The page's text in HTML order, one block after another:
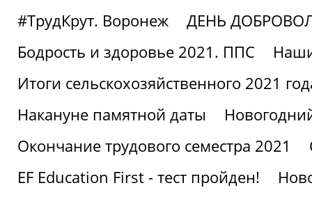
#ТрудКрут. Воронеж
ДЕНЬ
Бодрость и здоровье 2021. ППС
Итоги сельскохозяйственного 2021
Накануне памятной даты
Окончание трудового семестра 2021
EF Education First - тест пройден!